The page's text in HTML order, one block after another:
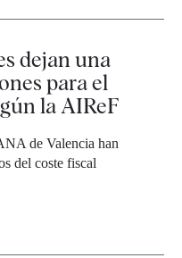
dejan una
para el
la AIReF
de Valencia han
del coste fiscal